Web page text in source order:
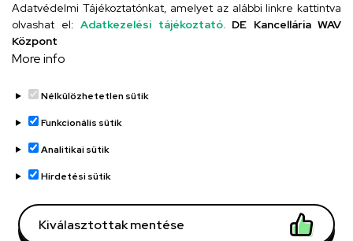
UD telefonkönyv
Adatvédelem
Adatvédelem
Régi oldal
Adatvédelmi Tájékoztatónkat, amelyet az alábbi linkre kattintva
olvashat el: Adatkezelési tájékoztató. DE Kancellária WAV
Központ
More info
Nélkülözhetetlen sütik
Funkcionális sütik
Analitikai sütik
Hirdetési sütik
Kiválasztottak mentése